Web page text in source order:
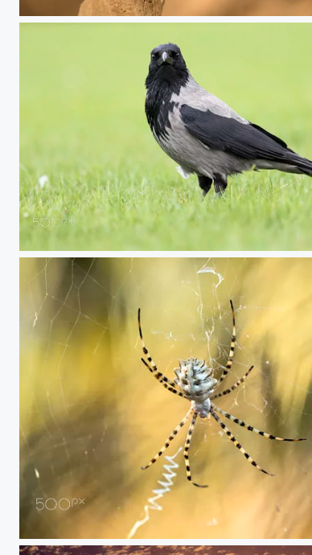
20190103 Huelva - 188
20180516 Irlanda - 6901
20180727 Doñana - 006